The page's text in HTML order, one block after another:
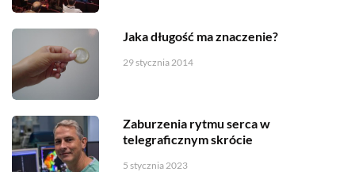
Jaka długość ma znaczenie?
29 stycznia 2014
Zaburzenia rytmu serca w
telegraficznym skrócie
5 stycznia 2023